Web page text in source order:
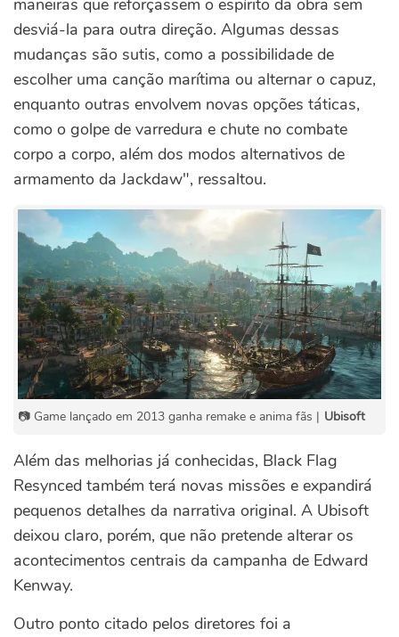
maneiras que reforçassem o espírito da obra sem
desviá-la para outra direção. Algumas dessas
mudanças são sutis, como a possibilidade de
escolher uma canção marítima ou alternar o capuz,
enquanto outras envolvem novas opções táticas,
como o golpe de varredura e chute no combate
corpo a corpo, além dos modos alternativos de
armamento da Jackdaw", ressaltou.
📷 Game lançado em 2013 ganha remake e anima fãs | Ubisoft
Além das melhorias já conhecidas, Black Flag
Resynced também terá novas missões e expandirá
pequenos detalhes da narrativa original. A Ubisoft
deixou claro, porém, que não pretende alterar os
acontecimentos centrais da campanha de Edward
Kenway.
Outro ponto citado pelos diretores foi a